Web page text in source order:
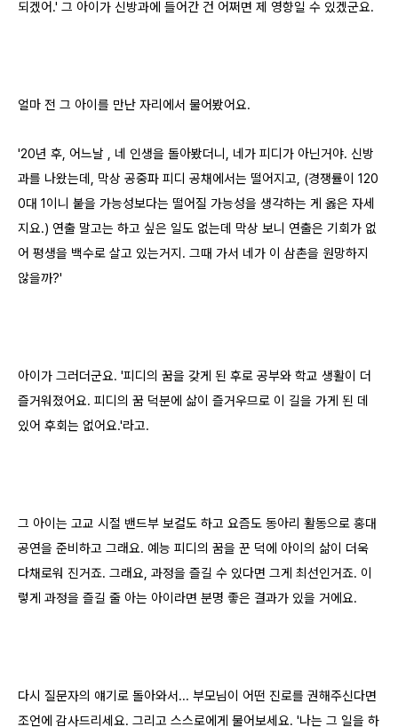
되겠어.' 그 아이가 신방과에 들어간 건 어쩌면 제 영향일 수 있겠군요.
얼마 전 그 아이를 만난 자리에서 물어봤어요.
'20년 후, 어느날 , 네 인생을 돌아봤더니, 네가 피디가 아닌거야. 신방
과를 나왔는데, 막상 공중파 피디 공채에서는 떨어지고, (경쟁률이 120
0대 1이니 붙을 가능성보다는 떨어질 가능성을 생각하는 게 옳은 자세
지요.) 연출 말고는 하고 싶은 일도 없는데 막상 보니 연출은 기회가 없
어 평생을 백수로 살고 있는거지. 그때 가서 네가 이 삼촌을 원망하지
않을까?'
아이가 그러더군요. '피디의 꿈을 갖게 된 후로 공부와 학교 생활이 더
즐거워졌어요. 피디의 꿈 덕분에 삶이 즐거우므로 이 길을 가게 된 데
있어 후회는 없어요.'라고.
그 아이는 고교 시절 밴드부 보컬도 하고 요즘도 동아리 활동으로 홍대
공연을 준비하고 그래요. 예능 피디의 꿈을 꾼 덕에 아이의 삶이 더욱
다채로워 진거죠. 그래요, 과정을 즐길 수 있다면 그게 최선인거죠. 이
렇게 과정을 즐길 줄 아는 아이라면 분명 좋은 결과가 있을 거에요.
다시 질문자의 얘기로 돌아와서... 부모님이 어떤 진로를 권해주신다면
조언에 감사드리세요. 그리고 스스로에게 물어보세요. '나는 그 일을 하